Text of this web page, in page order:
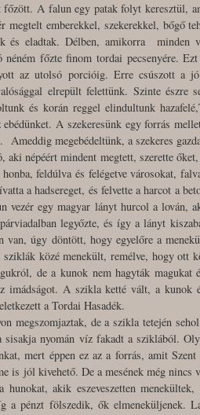
A falun egy patak folyt keresztül,
emberekkel, szekerekkel, bőgő
és eladtak. Délben, amikorra minden
főzte finom tordai pecsenyére.
az utolsó porcióig. Erre csúszott a
elrepült felettünk. Szinte észre
és korán reggel elindultunk
A szekeresünk egy forrás
megebédeltünk, a szekeres
népéért mindent megtett, szerette
feldúlva és felégetve városokat,
a hadsereget, és felvette a harcot a
vezér egy magyar lányt hurcol a lován,
legyőzte, és így a lányt
úgy döntött, hogy egyelőre a
közé menekült, remélve, hogy ott
de a kunok nem hagyták
imádságot. A szikla ketté vált, a kunok
a Tordai Hasadék.
megszomjaztak, de a szikla tetején
nyomán víz fakadt a sziklából.
mert éppen ez az a forrás, amit
is jól kivehető. De a mesének még nincs
akik eszeveszetten
pénzt fölszedik, ők elmeneküljenek.